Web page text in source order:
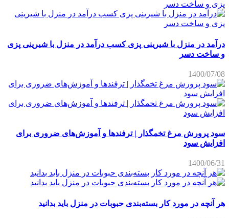
درآمد در منزل با شیرینی پزی کسب درآمد در منزل با شیرینی پزی
و ساخت دسر
1400/07/08
سود پرورش مرغ تخمگذار | ترفندها و آموزش‌های ضروری برای
افزایش سود
1400/06/31
هر آنچه در مورد کار بسته‌بندی حبوبات در منزل باید بدانید